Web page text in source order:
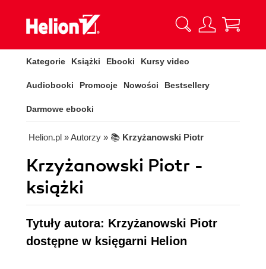
Kategorie Książki Ebooki Kursy video
Audiobooki Promocje Nowości Bestsellery
Darmowe ebooki
Helion.pl » Autorzy » 📚 Krzyżanowski Piotr
Krzyżanowski Piotr -
książki
Tytuły autora: Krzyżanowski Piotr
dostępne w księgarni Helion